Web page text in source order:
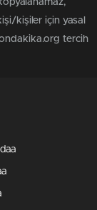
kişiler için yasal
tercih